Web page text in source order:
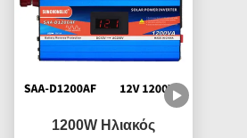
1200W Ηλιακός